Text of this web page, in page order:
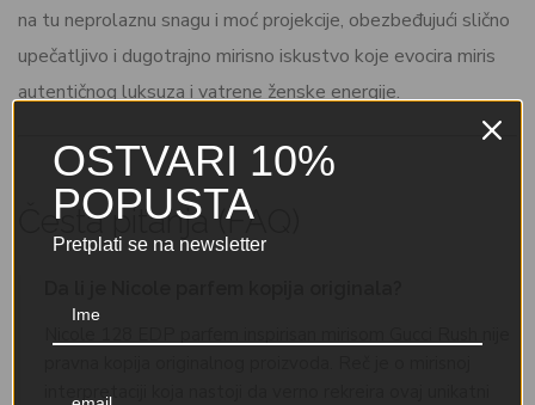
na tu neprolaznu snagu i moć projekcije, obezbeđujući slično
upečatljivo i dugotrajno mirisno iskustvo koje evocira miris
autentičnog luksuza i vatrene ženske energije.
Česta pitanja (FAQ)
interpretaciji koja nastoji da verno rekreira ovaj unikatni
OSTVARI 10%
POPUSTA
Pretplati se na newsletter